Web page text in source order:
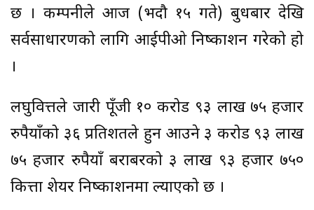
छ । कम्पनीले आज (भदौ १५ गते) बुधबार देखि
सर्वसाधारणको लागि आईपीओ निष्काशन गरेको हो
।
लघुवित्तले जारी पूँजी १० करोड ९३ लाख ७५ हजार
रुपैयाँको ३६ प्रतिशतले हुन आउने ३ करोड ९३ लाख
७५ हजार रुपैयाँ बराबरको ३ लाख ९३ हजार ७५०
कित्ता शेयर निष्काशनमा ल्याएको छ ।